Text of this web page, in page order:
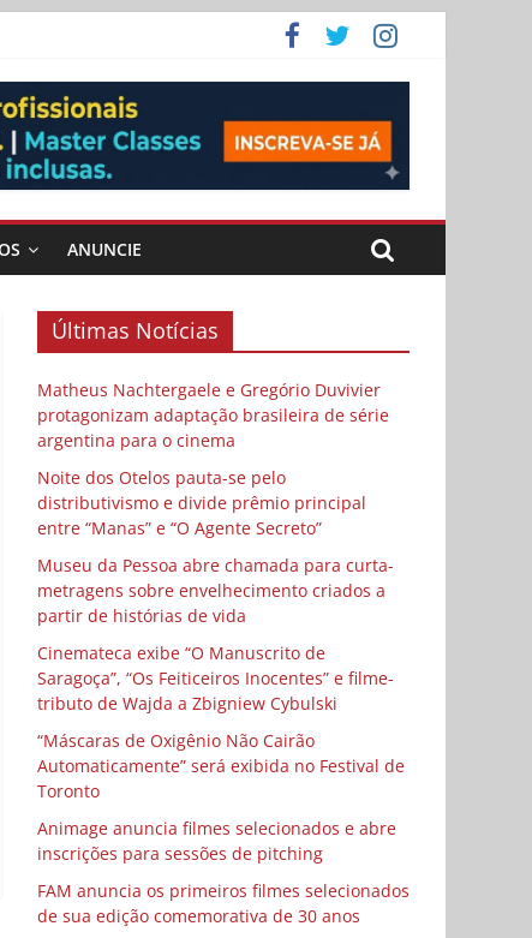
ANUNCIE
Últimas Notícias
Matheus Nachtergaele e Gregório Duvivier
protagonizam adaptação brasileira de série
argentina para o cinema
Noite dos Otelos pauta-se pelo
distributivismo e divide prêmio principal
entre “Manas” e “O Agente Secreto”
Museu da Pessoa abre chamada para curta-
metragens sobre envelhecimento criados a
partir de histórias de vida
Cinemateca exibe “O Manuscrito de
Saragoça”, “Os Feiticeiros Inocentes” e filme-
tributo de Wajda a Zbigniew Cybulski
“Máscaras de Oxigênio Não Cairão
Automaticamente” será exibida no Festival de
Toronto
Animage anuncia filmes selecionados e abre
inscrições para sessões de pitching
FAM anuncia os primeiros filmes selecionados
de sua edição comemorativa de 30 anos